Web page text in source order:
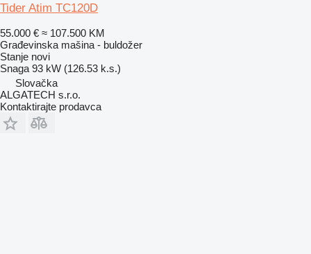
Tider Atim TC120D
55.000 € ≈ 107.500 KM
Građevinska mašina - buldožer
Stanje novi
Snaga 93 kW (126.53 k.s.)
Slovačka
ALGATECH s.r.o.
Kontaktirajte prodavca